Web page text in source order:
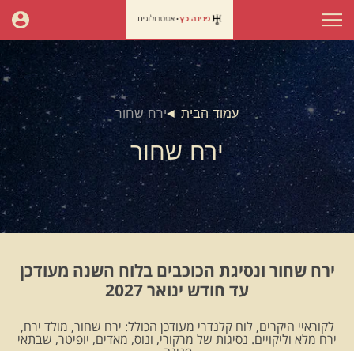
עמוד הבית ירח שחור
ירח שחור
ירח שחור ונסיגת הכוכבים בלוח השנה מעודכן
עד חודש ינואר 2027
לקוראיי היקרים, לוח קלנדרי מעודכן הכולל: ירח שחור, מולד ירח,
ירח מלא וליקויים. נסיגות של מרקורי, ונוס, מאדים, יופיטר, שבתאי